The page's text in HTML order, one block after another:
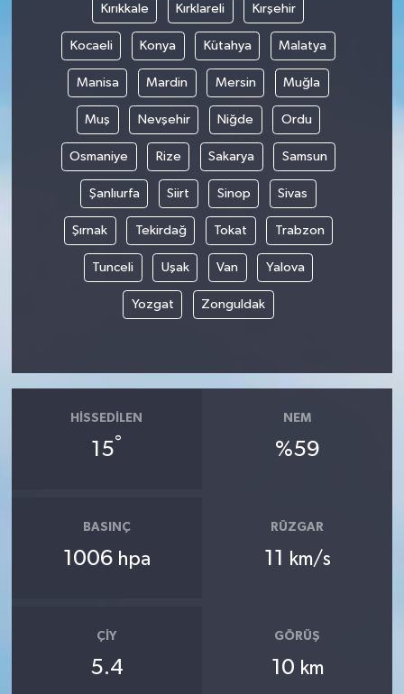
Kırıkkale Kırklareli Kırşehir
Kocaeli Konya Kütahya Malatya
Manisa Mardin Mersin Muğla
Muş Nevşehir Niğde Ordu
Osmaniye Rize Sakarya Samsun
Şanlıurfa Siirt Sinop Sivas
Şırnak Tekirdağ Tokat Trabzon
Tunceli Uşak Van Yalova
Yozgat Zonguldak
HISSEDILEN
15°
NEM
%59
BASINÇ
1006 hpa
RÜZGAR
11 km/s
ÇIY
5.4
GÖRÜŞ
10 km